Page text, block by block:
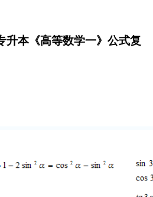
本《高等数学一》公式复